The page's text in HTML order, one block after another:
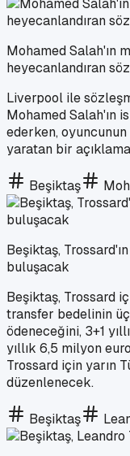
Mohamed Salah'ın
heyecanlandıran
Liverpool ile
Mohamed Salah'ın
ederken,
yaratan bir
Beşiktaş
Beşiktaş,
buluşacak
Beşiktaş, Trossard
transfer bedelinin
ödeneceğini, 3+1
yıllık 6,5 milyon
Trossard için yarın
düzenlenecek.
Beşiktaş